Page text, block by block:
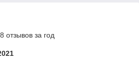
отзывов за год